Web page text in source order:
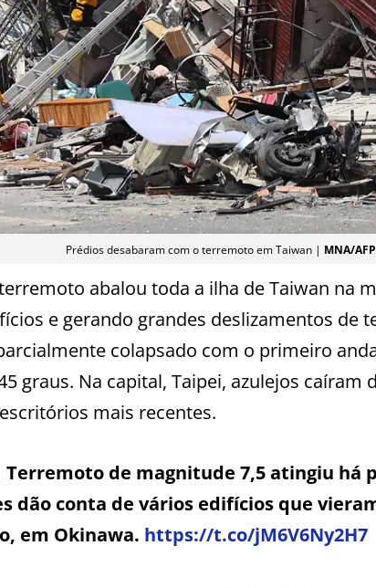
Prédios desabaram com o terremoto em Taiwan | MNA/
abalou toda a ilha de Taiwan na
e gerando grandes deslizamentos de
colapsado com o primeiro
graus. Na capital, Taipei, azulejos caíram
mais recentes.
Terremoto de magnitude 7,5 atingiu há
dão conta de vários edifícios que
em Okinawa. https://t.co/jM6V6Ny2H7